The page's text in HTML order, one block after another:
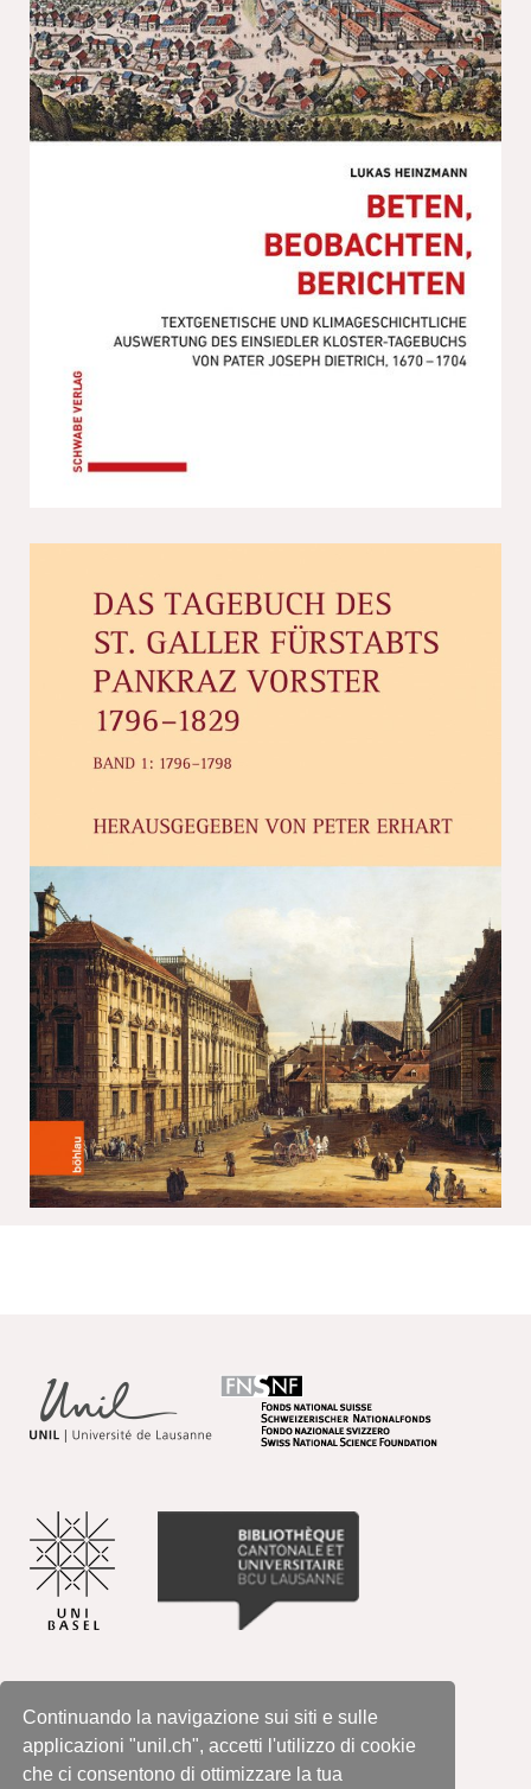
Continuando la navigazione sui siti e sulle
applicazioni "unil.ch", accetti l'utilizzo di cookie
che ci consentono di ottimizzare la tua